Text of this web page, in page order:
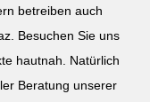
betreiben auch
Besuchen Sie uns
hautnah. Natürlich
Beratung unserer